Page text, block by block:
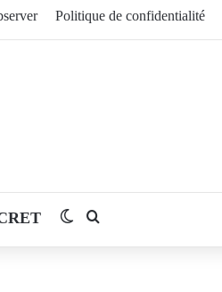
Politique de confidentialité
Switch skin